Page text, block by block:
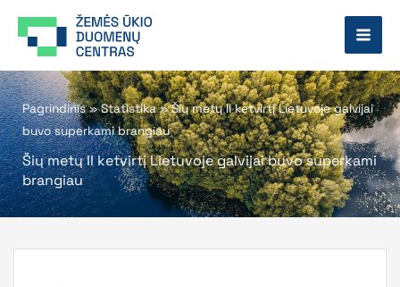
prie
Pagrindinis»Statistika»Šių metų II ketvirtį Lietuvoje galvijai
buvo superkami brangiau
Šių metų II ketvirtį Lietuvoje galvijai buvo superkami
brangiau